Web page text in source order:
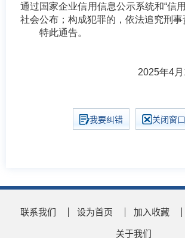
通过国家企业信用信息公示系统和“信
社会公布；构成犯罪的，依法追究刑事
特此通告。
2025年4月
我要纠错 关闭窗口
联系我们 设为首页 加入收藏
关于我们